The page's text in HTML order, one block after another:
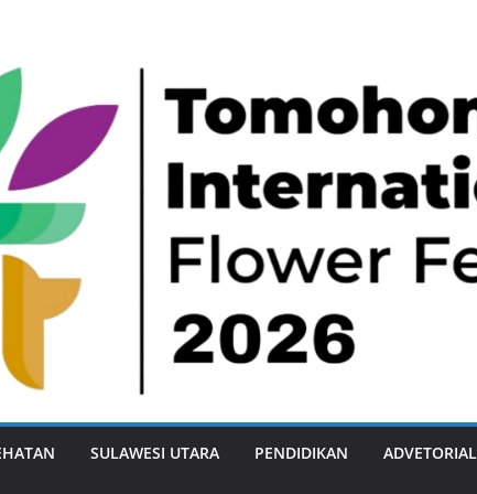
SULAWESI UTARA PENDIDIKAN ADVETORIAL